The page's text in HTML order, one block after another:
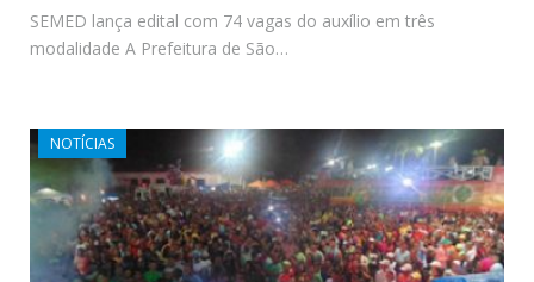
SEMED lança edital com 74 vagas do auxílio em três
modalidade A Prefeitura de São…
NOTÍCIAS